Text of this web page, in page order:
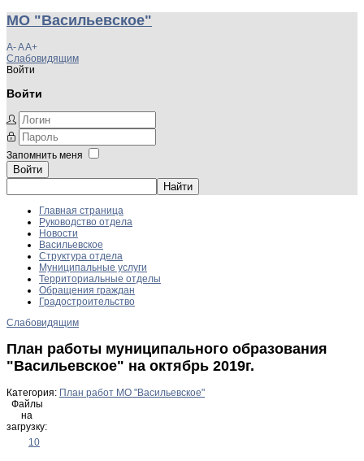
МО "Васильевское"
A-AA+
Слабовидящим
Войти
Войти
Запомнить меня
Войти
Главная страница
Руководство отдела
Новости
Васильевское
Структура отдела
Муниципальные услуги
Территориальные отделы
Обращения граждан
Градостроительство
Слабовидящим
План работы муниципального образования
"Васильевское" на октябрь 2019г.
Категория: План работ МО "Васильевское"
Файлы
на
загрузку:
10